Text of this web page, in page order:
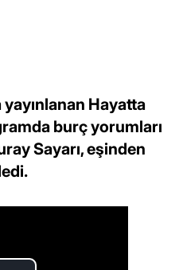
Hayatta
burç yorumları
Sayarı, eşinden